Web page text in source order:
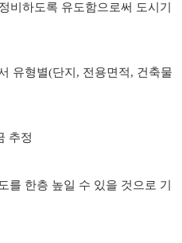
비하도록 유도함으로써 도시기
유형별(단지, 전용면적, 건축물
추정
한층 높일 수 있을 것으로 기